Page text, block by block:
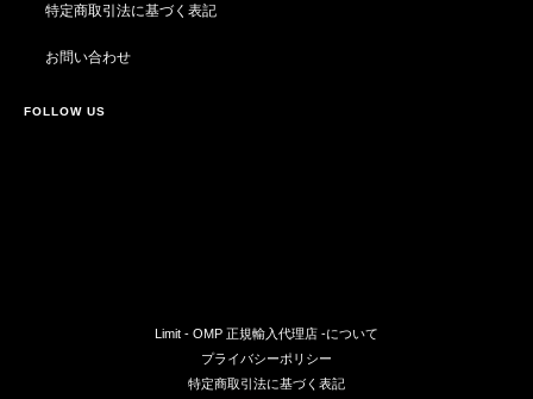
特定商取引法に基づく表記
お問い合わせ
FOLLOW US
Limit - OMP 正規輸入代理店 -について
プライバシーポリシー
特定商取引法に基づく表記